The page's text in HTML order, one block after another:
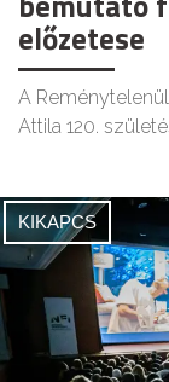
előzetese
A
Attila 120.
KIKAPCS